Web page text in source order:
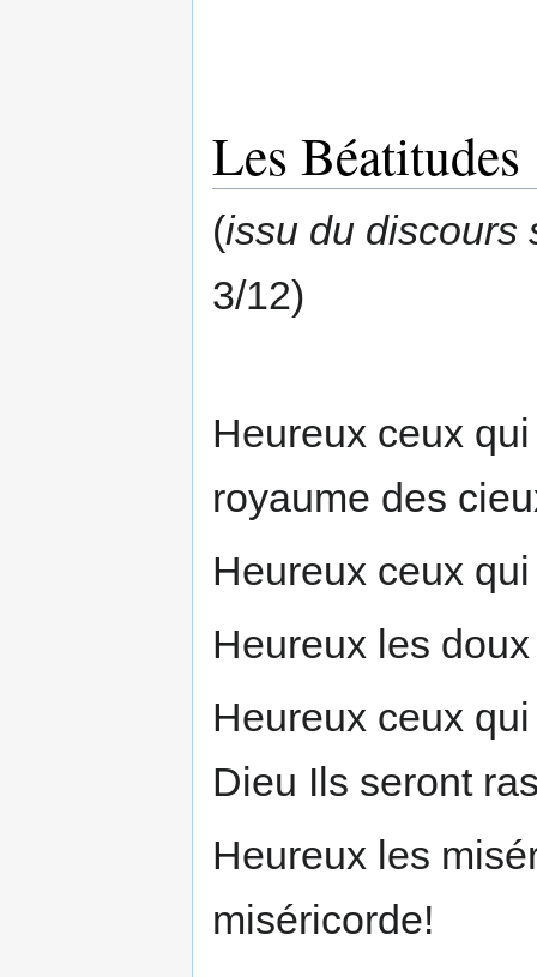
Les Béatitudes
(issu du discours
3/12)
Heureux ceux
royaume des
Heureux ceux
Heureux les
Heureux ceux
Dieu Ils seront
Heureux les
miséricorde!